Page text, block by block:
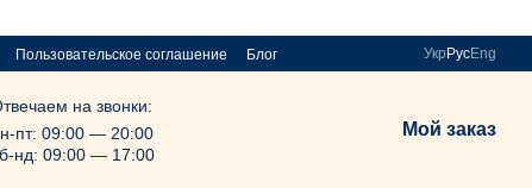
Пользовательское соглашение
Блог
Укр РусEng
на звонки:
пт: 09:00 — 20:00
нд: 09:00 — 17:00
Мой заказ